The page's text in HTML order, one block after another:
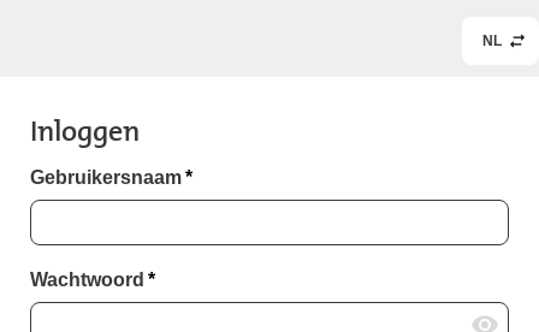
NL
Inloggen
Gebruikersnaam*
Wachtwoord *